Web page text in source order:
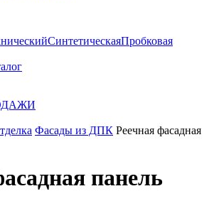
СинтетическаяПробковая
Фасады из ДПК Реечная фасадная
панель